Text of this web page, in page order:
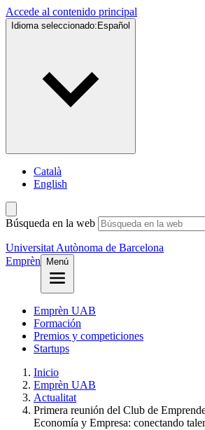
Accede al contenido principal
Idioma seleccionado: Español
Català
English
Búsqueda en la web
Universitat Autònoma de Barcelona
Emprèn
Menú
Emprèn UAB
Formación
Premios y competiciones
Startups
Inicio
Emprèn UAB
Actualitat
Primera reunión del Club de
Economía y Empresa: conectando